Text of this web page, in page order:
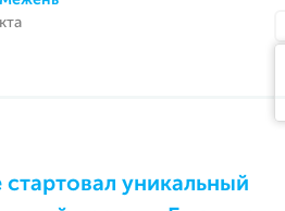
уникальный